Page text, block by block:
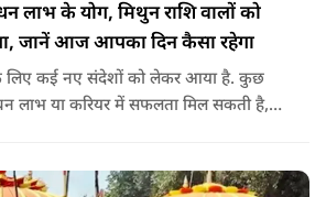
लाभ के योग, मिथुन राशि वालों को
जानें आज आपका दिन कैसा रहेगा
कई नए संदेशों को लेकर आया है. कुछ
लाभ या करियर में सफलता मिल सकती है,